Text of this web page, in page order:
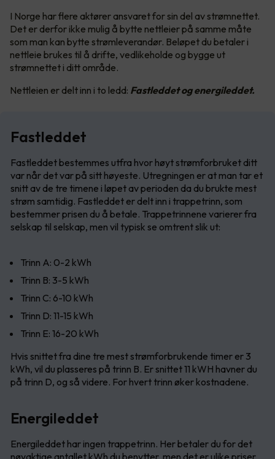
I Norge har flere aktører ansvaret for sin del av strømnettet.
Det er derfor ikke mulig å bytte nettleier på samme måte
som man kan bytte strømleverandør. Beløpet du betaler i
nettleie brukes til å drifte, vedlikeholde og bygge ut
strømnettet i ditt område.
Nettleien er delt inn i to ledd: Fastleddet og energileddet.
Fastleddet
Fastleddet bestemmes utfra hvor høyt strømforbruket ditt
var når det var på sitt høyeste. Utregningen er at man tar et
snitt av de tre timene i løpet av perioden da du brukte mest
strøm samtidig. Fastleddet er delt inn i trappetrinn, som
bestemmer prisen du å betale. Trappetrinnene varierer fra
selskap til selskap, men vil typisk se omtrent slik ut:
Trinn A: 0-2 kWh
Trinn B: 3-5 kWh
Trinn C: 6-10 kWh
Trinn D: 11-15 kWh
Trinn E: 16-20 kWh
Hvis snittet fra dine tre mest strømforbrukende timer er 3
kWh, vil du plasseres på trinn B. Er snittet 11 kWH havner du
på trinn D, og så videre. For hvert trinn øker kostnadene.
Energileddet
Energileddet har ingen trappetrinn. Her betaler du for det
nøyaktige antallet kWh du benytter, men det er ulike priser